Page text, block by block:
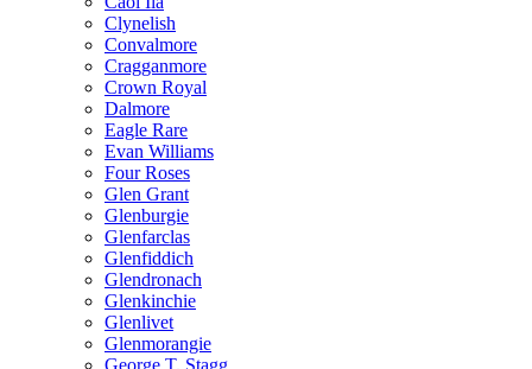
Clynelish
Convalmore
Cragganmore
Crown Royal
Dalmore
Eagle Rare
Evan Williams
Four Roses
Glen Grant
Glenburgie
Glenfarclas
Glenfiddich
Glendronach
Glenkinchie
Glenlivet
Glenmorangie
George T. Stagg